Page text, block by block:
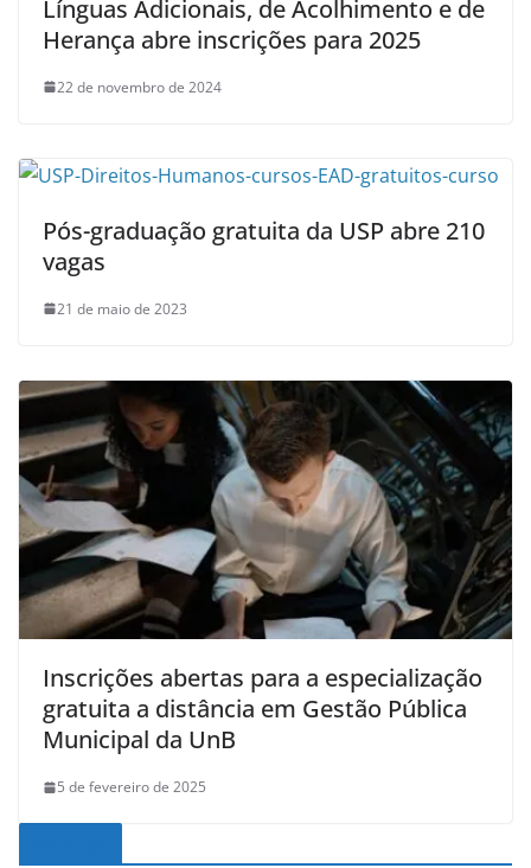
Línguas Adicionais, de Acolhimento e de
Herança abre inscrições para 2025
22 de novembro de 2024
Pós-graduação gratuita da USP abre 210
vagas
21 de maio de 2023
Inscrições abertas para a especialização
gratuita a distância em Gestão Pública
Municipal da UnB
5 de fevereiro de 2025